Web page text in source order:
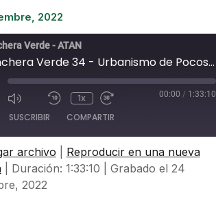
2022
Verde - ATAN
La Trinchera Verde 34 - Urbanismo de Pocos, Problema de Muchos. Victoria del Mar Menor
1x 00:00 / 1:33:10
SUSCRIBIR COMPARTIR
archivo
Reproducir en una nueva
| Duración: 1:33:10
Grabado el 24
2022